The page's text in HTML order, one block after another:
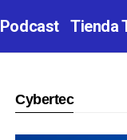
Podcast Tienda
Cybertec